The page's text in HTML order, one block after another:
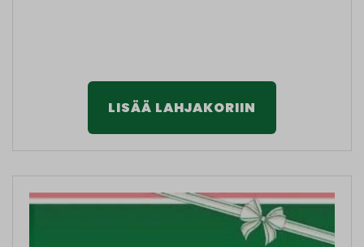
LISÄÄ LAHJAKORIIN